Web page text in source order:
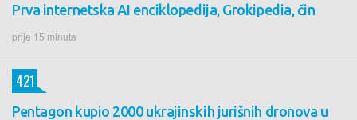
Prva internetska AI enciklopedija, Grokipedia, čin
prije 15 minuta
Pentagon kupio 2000 ukrajinskih jurišnih dronova u
421